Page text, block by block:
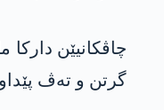
چاڤكانیێن
گرتن و ته‌ڤ